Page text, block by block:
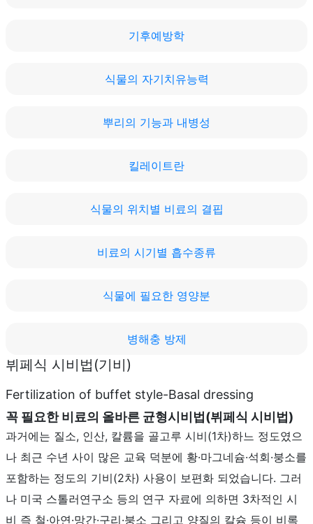
기후예방학
식물의 자기치유능력
뿌리의 기능과 내병성
킬레이트란
식물의 위치별 비료의 결핍
비료의 시기별 흡수종류
식물에 필요한 영양분
병해충 방제
뷔페식 시비법(기비)
Fertilization of buffet style-Basal dressing
꼭 필요한 비료의 올바른 균형시비법(뷔페식 시비법)
과거에는 질소, 인산, 칼륨을 골고루 시비(1차)하느 정도였으
나 최근 수년 사이 많은 교육 덕분에 황·마그네슘·석회·붕소를
포함하는 정도의 기비(2차) 사용이 보편화 되었습니다. 그러
나 미국 스톨러연구소 등의 연구 자료에 의하면 3차적인 시
비 즉 철·아연·망간·구리·붕소 그리고 양질의 칼슘 등이 비록